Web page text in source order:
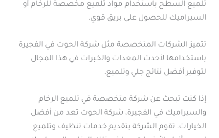
تلميع السطح باستخدام مواد تلميع مخصصة للرخام أو
السيراميك للحصول على بريق قوي.
تتميز الشركات المتخصصة مثل شركة الحوت في الفجيرة
باستخدامها لأحدث المعدات والخبرات في هذا المجال
لتوفير أفضل نتائج جلي وتلميع.
إذا كنت تبحث عن شركة متخصصة في تلميع الرخام
والسيراميك في الفجيرة، شركة الحوت تعد من أفضل
الخيارات. تقوم الشركة بتقديم خدمات تنظيف وتلميع